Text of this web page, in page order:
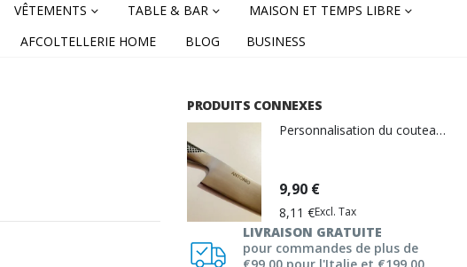
VÊTEMENTS TABLE & BAR
MAISON ET TEMPS LIBRE
AFCOLTELLERIE HOME BLOG BUSINESS
PRODUITS CONNEXES
Personnalisation du couteau de gravure laser
9,90 €
8,11 €
LIVRAISON GRATUITE
pour commandes de plus de